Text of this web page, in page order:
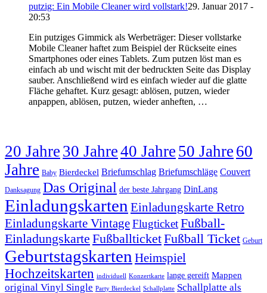
putzig: Ein Mobile Cleaner wird vollstark!29. Januar 2017 -
20:53
Ein putziges Gimmick als Werbeträger: Dieser vollstarke
Mobile Cleaner haftet zum Beispiel der Rückseite eines
Smartphones oder eines Tablets. Zum putzen löst man es
einfach ab und wischt mit der bedruckten Seite das Display
sauber. Anschließend wird es einfach wieder auf die glatte
Fläche gehaftet. Kurz gesagt: ablösen, putzen, wieder
anpappen, ablösen, putzen, wieder anheften, …
20 Jahre 30 Jahre40 Jahre 50 Jahre 60
Jahre Baby Bierdeckel Briefumschlag Briefumschläge Couvert
Danksagung Das Original der beste Jahrgang DinLang
Einladungskarten Einladungskarte Retro
Einladungskarte VintageFlugticketFußball-
Einladungskarte FußballticketFußball Ticket Geburt
Geburtstagskarten Heimspiel
Hochzeitskarten individuell Konzertkarte lange gereift Mappen
original Vinyl Single Party Bierdeckel Schallplatte Schallplatte als